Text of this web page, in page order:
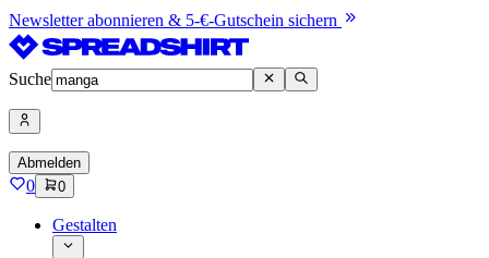
Newsletter abonnieren & 5-€-Gutschein sichern
Suche
Abmelden
0 0
Gestalten